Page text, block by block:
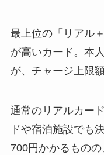
最上位の「リアル
が高いカード。本
が、チャージ上限
通常のリアルカー
ドや宿泊施設でも
700円かかるもの